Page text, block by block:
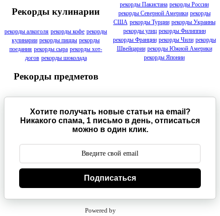
Рекорды кулинарии
рекорды алкоголя рекорды кофе рекорды
кулинарии рекорды пиццы рекорды
поедания рекорды сыра рекорды хот-
догов рекорды шоколада
Рекорды предметов
рекорды Пакистана рекорды России
рекорды Северной Америки рекорды
США рекорды Турции рекорды Украины
рекорды улиц рекорды Филиппин
рекорды Франции рекорды Чили рекорды
Швейцарии рекорды Южной Америки
рекорды Японии
Хотите получать новые статьи на email?
Никакого спама, 1 письмо в день, отписаться
можно в один клик.
Подписаться
Powered by